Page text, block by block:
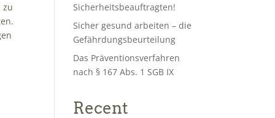
zu
Sicherheitsbeauftragten!
Sicher gesund arbeiten – die
Gefährdungsbeurteilung
Das Präventionsverfahren
nach § 167 Abs. 1 SGB IX
Recent